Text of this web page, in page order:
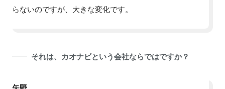
らないのですが、大きな変化です。
それは、カオナビという会社ならではですか？